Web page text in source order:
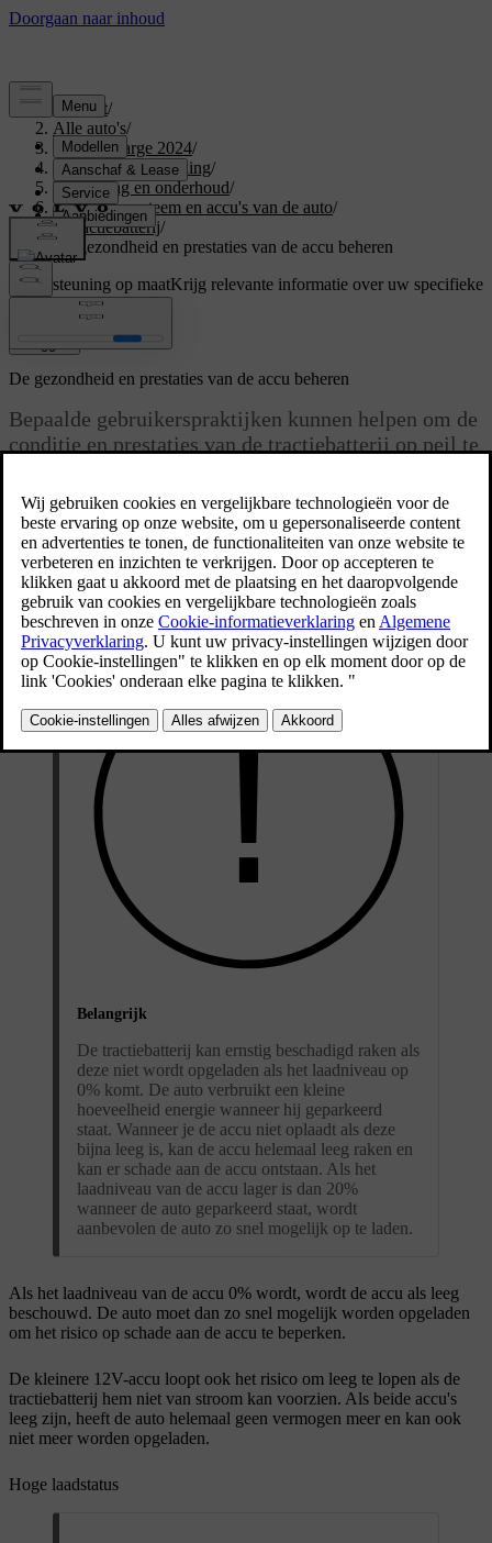
Support/
Alle auto's/
C40 Recharge 2024/
Gebruikershandleiding/
Verzorging en onderhoud/
Elektrisch systeem en accu's van de auto/
Tractiebatterij/
De gezondheid en prestaties van de accu beheren
Ondersteuning op maatKrijg relevante informatie over uw specifieke
auto.
Bijgewerkt 01-08-2025
De gezondheid en prestaties van de accu beheren
Bepaalde gebruikerspraktijken kunnen helpen om de
conditie en prestaties van de tractiebatterij op peil te
schade aan de accu en moeten altijd worden
vermeden.
Accu bijna leeg en accu leeg
Belangrijk
De tractiebatterij kan ernstig beschadigd raken als
deze niet wordt opgeladen als het laadniveau op
0% komt. De auto verbruikt een kleine
hoeveelheid energie wanneer hij geparkeerd
staat. Wanneer je de accu niet oplaadt als deze
bijna leeg is, kan de accu helemaal leeg raken en
kan er schade aan de accu ontstaan. Als het
laadniveau van de accu lager is dan 20%
wanneer de auto geparkeerd staat, wordt
aanbevolen de auto zo snel mogelijk op te laden.
Als het laadniveau van de accu 0% wordt, wordt de accu als leeg
beschouwd. De auto moet dan zo snel mogelijk worden opgeladen
om het risico op schade aan de accu te beperken.
De kleinere 12V-accu loopt ook het risico om leeg te lopen als de
tractiebatterij hem niet van stroom kan voorzien. Als beide accu's
leeg zijn, heeft de auto helemaal geen vermogen meer en kan ook
niet meer worden opgeladen.
Hoge laadstatus